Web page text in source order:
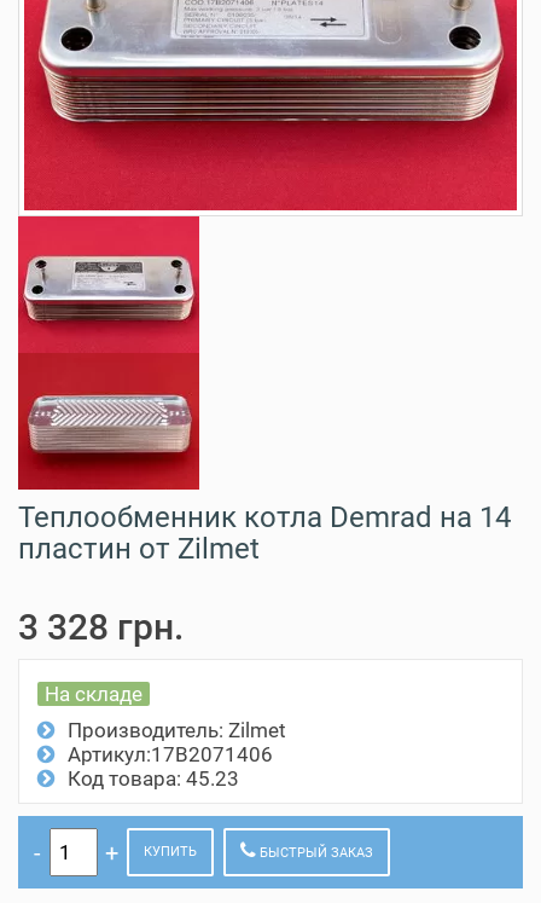
Теплообменник котла Demrad на 14
пластин от Zilmet
3 328 грн.
На складе
Производитель: Zilmet
Артикул:17B2071406
Код товара: 45.23
КУПИТЬ БЫСТРЫЙ ЗАКАЗ